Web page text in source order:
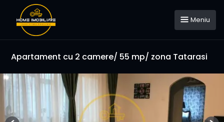
Meniu
Apartament cu 2 camere/ 55 mp/ zona Tatarasi